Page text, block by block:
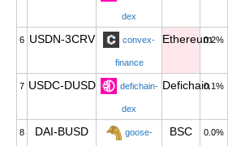
dex
6 USDN-3CRV convex-
finance
Ethereum0.2%
7 USDC-DUSD defichain-
dex
Defichain0.1%
8 DAI-BUSD goose- BSC 0.0%